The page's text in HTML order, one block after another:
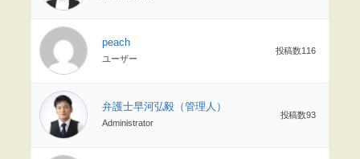
peach
ユーザー
投稿数116
弁護士早河弘毅（管理人）
Administrator
投稿数93